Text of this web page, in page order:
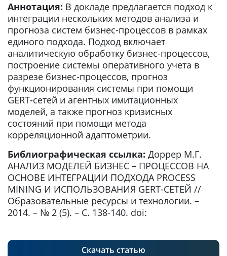
Аннотация: В докладе предлагается подход к
интеграции нескольких методов анализа и
прогноза систем бизнес-процессов в рамках
единого подхода. Подход включает
аналитическую обработку бизнес-процессов,
построение системы оперативного учета в
разрезе бизнес-процессов, прогноз
функционирования системы при помощи
GERT-сетей и агентных имитационных
моделей, а также прогноз кризисных
состояний при помощи метода
корреляционной адаптометрии.
Библиографическая ссылка: Доррер М.Г.
АНАЛИЗ МОДЕЛЕЙ БИЗНЕС – ПРОЦЕССОВ НА
ОСНОВЕ ИНТЕГРАЦИИ ПОДХОДА PROCESS
MINING И ИСПОЛЬЗОВАНИЯ GERT-СЕТЕЙ //
Образовательные ресурсы и технологии. –
2014. – № 2 (5). – С. 138-140. doi:
Скачать статью